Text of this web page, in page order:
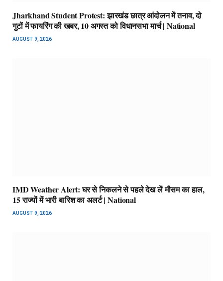
Jharkhand Student Protest: झारखंड छात्र आंदोलन में तनाव, दो
गुटों में फायरिंग की खबर, 10 अगस्त को विधानसभा मार्च | National
AUGUST 9, 2026
IMD Weather Alert: घर से निकलने से पहले देख लें मौसम का हाल,
15 राज्यों में भारी बारिश का अलर्ट | National
AUGUST 9, 2026